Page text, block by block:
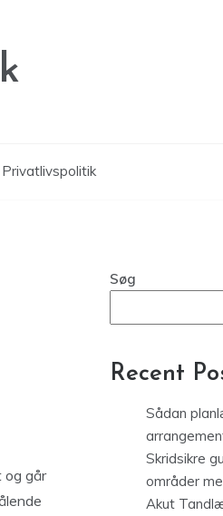
Privatlivspolitik
og går
Søg
Recent
Sådan
Skridsikre
områder
Akut